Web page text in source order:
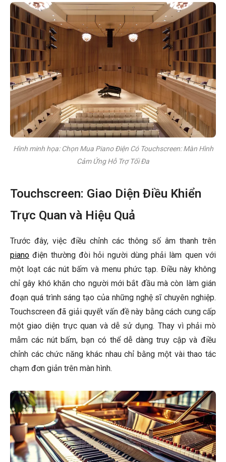
Hình minh họa: Chọn Mua Piano Điện Có Touchscreen: Màn Hình
Cảm Ứng Hỗ Trợ Tối Đa
Touchscreen: Giao Diện Điều Khiển
Trực Quan và Hiệu Quả
Trước đây, việc điều chỉnh các thông số âm thanh trên
piano điện thường đòi hỏi người dùng phải làm quen với
một loạt các nút bấm và menu phức tạp. Điều này không
chỉ gây khó khăn cho người mới bắt đầu mà còn làm gián
đoạn quá trình sáng tạo của những nghệ sĩ chuyên nghiệp.
Touchscreen đã giải quyết vấn đề này bằng cách cung cấp
một giao diện trực quan và dễ sử dụng. Thay vì phải mò
mẫm các nút bấm, bạn có thể dễ dàng truy cập và điều
chỉnh các chức năng khác nhau chỉ bằng một vài thao tác
chạm đơn giản trên màn hình.